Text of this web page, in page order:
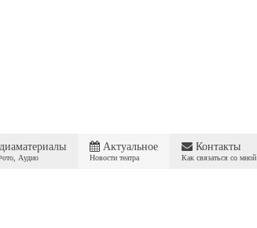
Аудио
Актуальное
Новости театра
Контакты
Как связаться со мной